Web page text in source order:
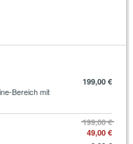
Bereich mit
199,00 €
199,00 €
49,00 €